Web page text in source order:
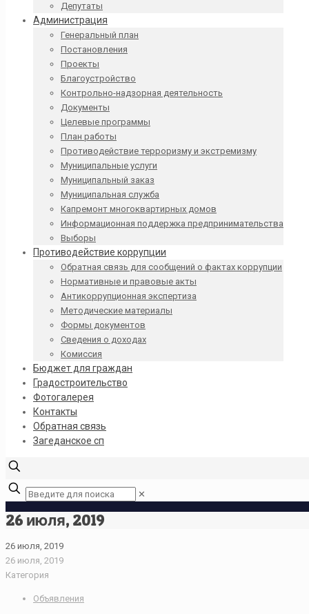
Депутаты
Администрация
Генеральный план
Постановления
Проекты
Благоустройство
Контрольно-надзорная деятельность
Документы
Целевые программы
План работы
Противодействие терроризму и экстремизму
Муниципальные услуги
Муниципальный заказ
Муниципальная служба
Капремонт многоквартирных домов
Информационная поддержка предпринимательства
Выборы
Противодействие коррупции
Обратная связь для сообщений о фактах коррупции
Нормативные и правовые акты
Антикоррупционная экспертиза
Методические материалы
Формы документов
Сведения о доходах
Комиссия
Бюджет для граждан
Градостроительство
Фотогалерея
Контакты
Обратная связь
Загеданское сп
✕
26 июля, 2019
26 июля, 2019
26 июля, 2019
Категория
Объявления